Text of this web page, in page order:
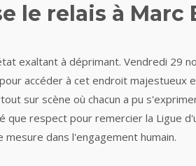
le relais à Marc
exaltant à déprimant. Vendredi 29
accéder à cet endroit
sur scène où chacun a pu
que respect pour remercier la Ligue
dans l'engagement humain.